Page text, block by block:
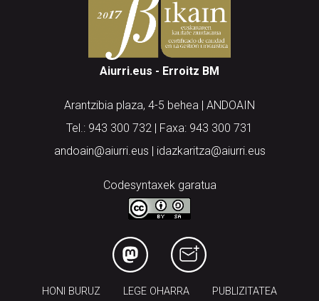
Aiurri.eus - Erroitz BM
Arantzibia plaza, 4-5 behea | ANDOAIN
Tel.: 943 300 732 | Faxa: 943 300 731
andoain@aiurri.eus | idazkaritza@aiurri.eus
Codesyntaxek garatua
HONI BURUZ LEGE OHARRA PUBLIZITATEA